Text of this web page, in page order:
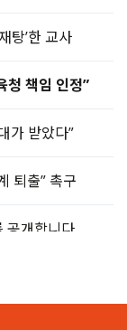
탕’한 교사
청 책임 인정”
가 받았다”
퇴출” 촉구
공개합니다